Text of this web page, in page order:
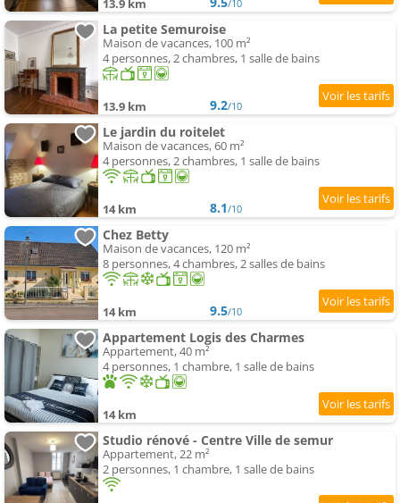
13.9 km /10
La petite Semuroise
Maison de vacances, 100 m²
4 personnes, 2 chambres, 1 salle de bains
13.9 km 9.2/10
Le jardin du roitelet
Maison de vacances, 60 m²
4 personnes, 2 chambres, 1 salle de bains
14 km 8.1/10
Chez Betty
Maison de vacances, 120 m²
8 personnes, 4 chambres, 2 salles de bains
14 km 9.5/10
Appartement Logis des Charmes
Appartement, 40 m²
4 personnes, 1 chambre, 1 salle de bains
14 km
Studio rénové - Centre Ville de semur
Appartement, 22 m²
2 personnes, 1 chambre, 1 salle de bains